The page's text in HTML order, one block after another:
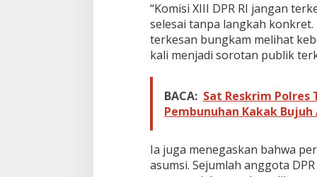
“Komisi XIII DPR RI jangan
selesai tanpa langkah
terkesan bungkam melihat
kali menjadi sorotan publik
BACA: Sat Reskrim Polres
Pembunuhan Kakak Bujuh
Ia juga menegaskan bahwa
asumsi. Sejumlah anggota